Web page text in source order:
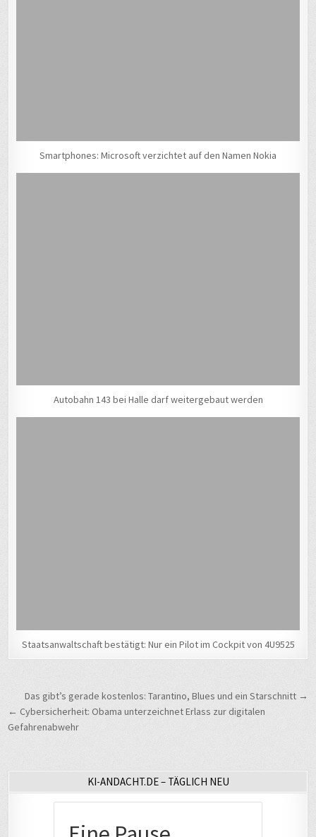
Smartphones: Microsoft verzichtet auf den Namen Nokia
Autobahn 143 bei Halle darf weitergebaut werden
Staatsanwaltschaft bestätigt: Nur ein Pilot im Cockpit von 4U9525
Beitragsnavigation
Das gibt’s gerade kostenlos: Tarantino, Blues und ein Starschnitt →
← Cybersicherheit: Obama unterzeichnet Erlass zur digitalen
Gefahrenabwehr
KI-ANDACHT.DE – TÄGLICH NEU